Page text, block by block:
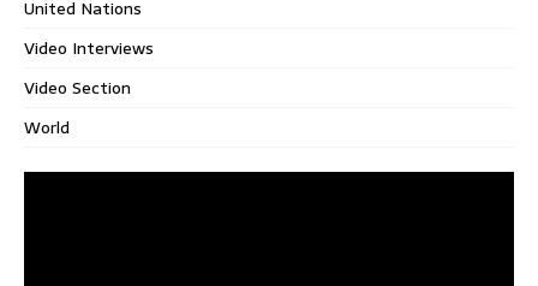
United Nations
Video Interviews
Video Section
World